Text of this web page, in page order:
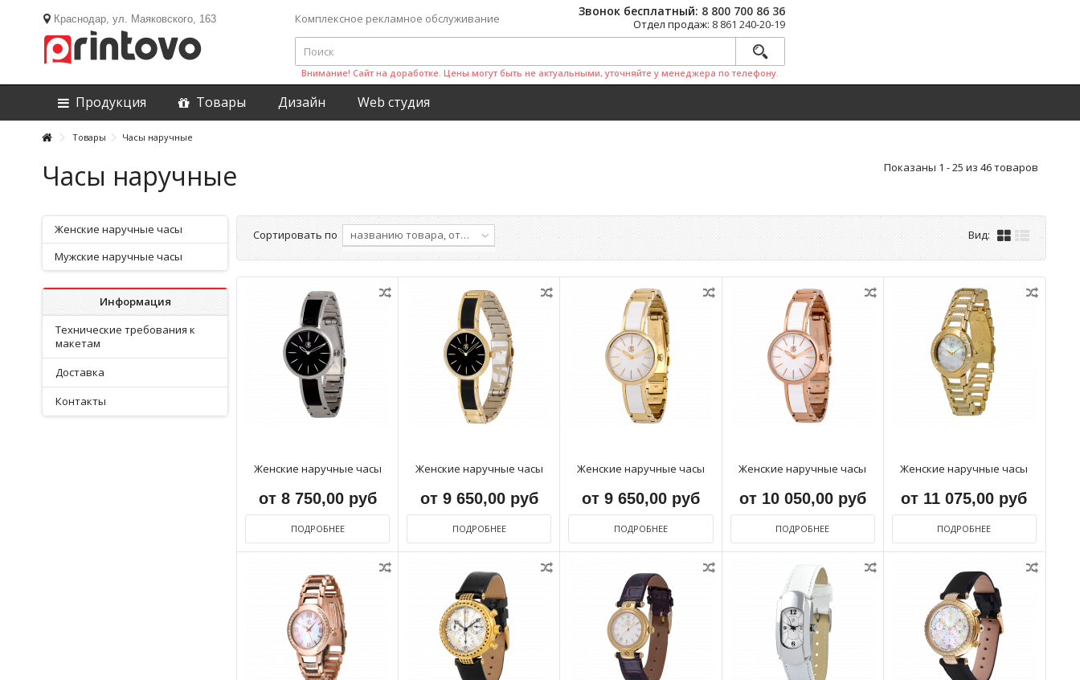
Краснодар, ул. Маяковского, 163 Комплексное рекламное обслуживание Звонок бесплатный: 8 800 700 86 36
Отдел продаж: 8 861 240-20-19
Внимание! Сайт на доработке. Цены могут быть не актуальными, уточняйте у менеджера по телефону.
Продукция Товары Дизайн Web студия
Товары Часы наручные
Часы наручные Показаны 1 - 25 из 46 товаров
Вид:
Сортировать по названию товара, от А до Я
Женские наручные часы
от 8 750,00 руб
ПОДРОБНЕЕ
Женские наручные часы
от 9 650,00 руб
ПОДРОБНЕЕ
Женские наручные часы
от 9 650,00 руб
ПОДРОБНЕЕ
Женские наручные часы
от 10 050,00 руб
ПОДРОБНЕЕ
Женские наручные часы
от 11 075,00 руб
ПОДРОБНЕЕ
Женские наручные часы
Мужские наручные часы
Информация
Технические требования к
макетам
Доставка
Контакты